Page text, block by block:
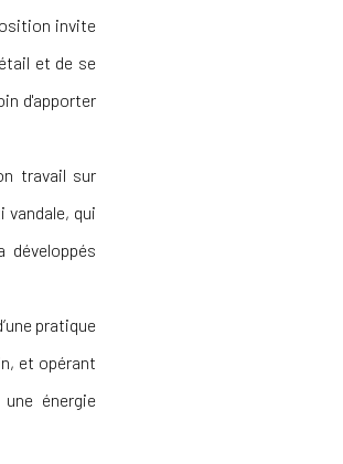
invite
et de se
d'apporter
travail sur
vandale, qui
pratique
et opérant
énergie